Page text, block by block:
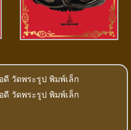
ดี วัดพระรูป พิมพ์เล็ก
ดี วัดพระรูป พิมพ์เล็ก